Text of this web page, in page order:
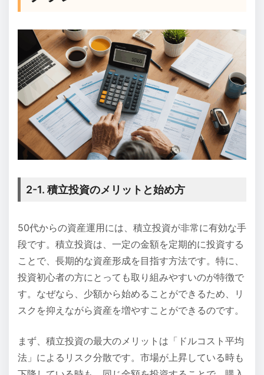
2-1. 積立投資のメリットと始め方
50代からの資産運用には、積立投資が非常に有効な手
段です。積立投資は、一定の金額を定期的に投資する
ことで、長期的な資産形成を目指す方法です。特に、
投資初心者の方にとっても取り組みやすいのが特徴で
す。なぜなら、少額から始めることができるため、リ
スクを抑えながら資産を増やすことができるのです。
まず、積立投資の最大のメリットは「ドルコスト平均
法」によるリスク分散です。市場が上昇している時も